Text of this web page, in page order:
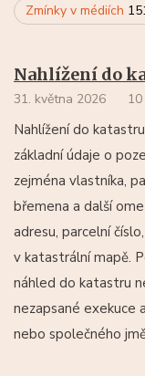
Zmínky v médiích
Nahlížení do
31. května 2026
Nahlížení do
základní údaje o
zejména vlastníka,
břemena a další
adresu, parcelní
v katastrální mapě.
náhled do katastru
nezapsané exekuce
nebo společného